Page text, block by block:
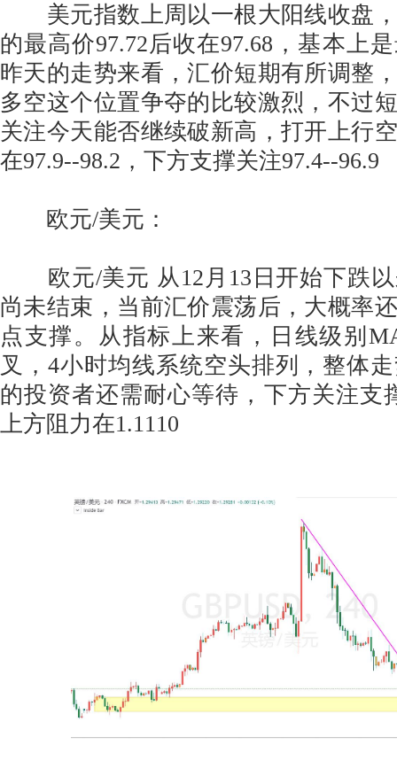
美元指数上周以一根大阳线收盘，
的最高价97.72后收在97.68，基本上
昨天的走势来看，汇价短期有所调整
多空这个位置争夺的比较激烈，不过
关注今天能否继续破新高，打开上行
在97.9--98.2，下方支撑关注97.4--96.9
欧元/美元：
欧元/美元 从12月13日开始下跌以
尚未结束，当前汇价震荡后，大概率
点支撑。从指标上来看，日线级别
叉，4小时均线系统空头排列，整体
的投资者还需耐心等待，下方关注支
上方阻力在1.1110